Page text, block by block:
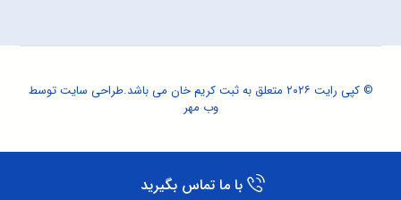
© کپی رایت ۲۰۲۶ متعلق به ثبت کریم خان می باشد. طراحی سایتتوسط
وب مهر
با ما تماس بگیرید